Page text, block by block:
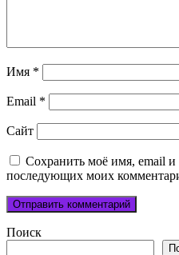
Имя *
Email *
Сайт
Сохранить моё имя, email и
последующих моих
Поиск